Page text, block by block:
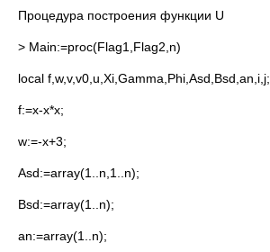
Процедура построения функции U
> Main:=proc(Flag1,Flag2,n)
local f,w,v,v0,u,Xi,Gamma,Phi,Asd,Bsd,an,i,j;
f:=x-x*x;
w:=-x+3;
Asd:=array(1..n,1..n);
Bsd:=array(1..n);
an:=array(1..n);